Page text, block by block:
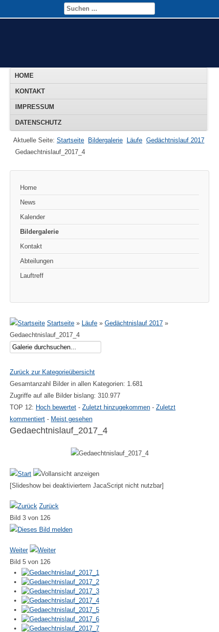
HOME
KONTAKT
IMPRESSUM
DATENSCHUTZ
Aktuelle Seite: Startseite Bildergalerie Läufe Gedächtnislauf 2017
Gedaechtnislauf_2017_4
Home
News
Kalender
Bildergalerie
Kontakt
Abteilungen
Lauftreff
Startseite » Läufe » Gedächtnislauf 2017 »
Gedaechtnislauf_2017_4
Zurück zur Kategorieübersicht
Gesamtanzahl Bilder in allen Kategorien: 1.681
Zugriffe auf alle Bilder bislang: 310.977
TOP 12: Hoch bewertet - Zuletzt hinzugekommen - Zuletzt
kommentiert - Meist gesehen
Gedaechtnislauf_2017_4
[Slideshow bei deaktiviertem JacaScript nicht nutzbar]
Zurück
Bild 3 von 126
Weiter
Bild 5 von 126